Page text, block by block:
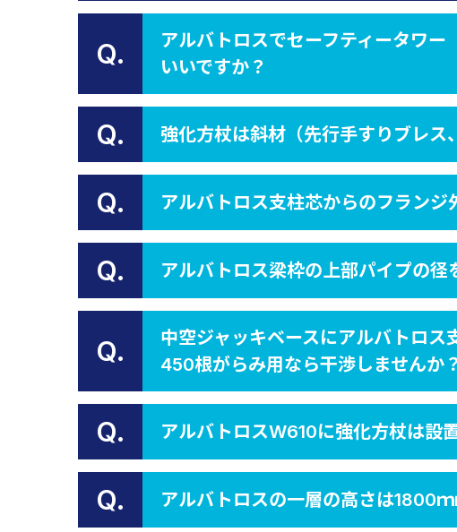
Q.
アルバトロスでセーフティータワ
いいですか？
Q. 強化方杖は斜材（先行手すりブレス
Q. アルバトロス支柱芯からのフランジ
Q. アルバトロス梁枠の上部パイプの径
Q.
中空ジャッキベースにアルバトロ
450根がらみ用なら干渉しませんか？
Q. アルバトロスW610に強化方杖は設
Q. アルバトロスの一層の高さは1800